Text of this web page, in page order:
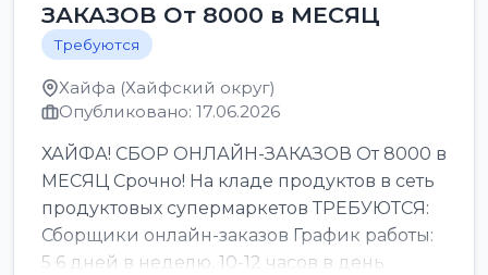
ЗАКАЗОВ От 8000 в МЕСЯЦ
Требуются
Хайфа (Хайфский округ)
Опубликовано: 17.06.2026
ХАЙФА! СБОР ОНЛАЙН-ЗАКАЗОВ От 8000 в
МЕСЯЦ Срочно! На кладе продуктов в сеть
продуктовых супермаркетов ТРЕБУЮТСЯ:
Сборщики онлайн-заказов График работы:
5 6 дней в неделю, 10-12 часов в день.